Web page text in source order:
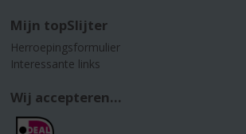
Mijn topSlijter
Herroepingsformulier
Interessante links
Wij accepteren...